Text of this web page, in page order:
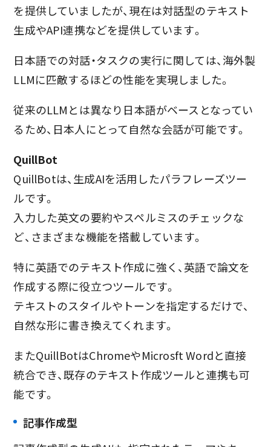
を提供していましたが、現在は対話型のテキスト
生成やAPI連携などを提供しています。
日本語での対話・タスクの実行に関しては、海外製
LLMに匹敵するほどの性能を実現しました。
従来のLLMとは異なり日本語がベースとなってい
るため、日本人にとって自然な会話が可能です。
QuillBot
QuillBotは、生成AIを活用したパラフレーズツー
ルです。
入力した英文の要約やスペルミスのチェックな
ど、さまざまな機能を搭載しています。
特に英語でのテキスト作成に強く、英語で論文を
作成する際に役立つツールです。
テキストのスタイルやトーンを指定するだけで、
自然な形に書き換えてくれます。
またQuillBotはChromeやMicrosft Wordと直接
統合でき、既存のテキスト作成ツールと連携も可
能です。
記事作成型